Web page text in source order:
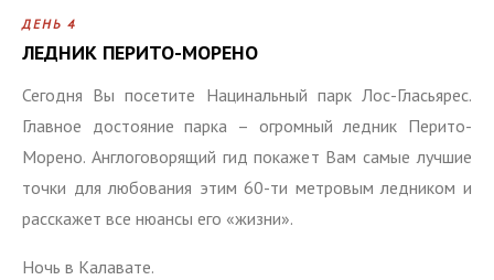
ДЕНЬ 4
ЛЕДНИК ПЕРИТО-МОРЕНО
Сегодня Вы посетите Нацинальный парк Лос-Гласьярес.
Главное достояние парка – огромный ледник Перито-
Морено. Англоговорящий гид покажет Вам самые лучшие
точки для любования этим 60-ти метровым ледником и
расскажет все нюансы его «жизни».
Ночь в Калавате.